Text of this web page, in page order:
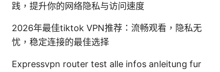
践，提升你的网络隐私与访问速度
2026年最佳tiktok VPN推荐：流畅观看，隐私无
忧，稳定连接的最佳选择
Expressvpn router test alle infos anleitung fur